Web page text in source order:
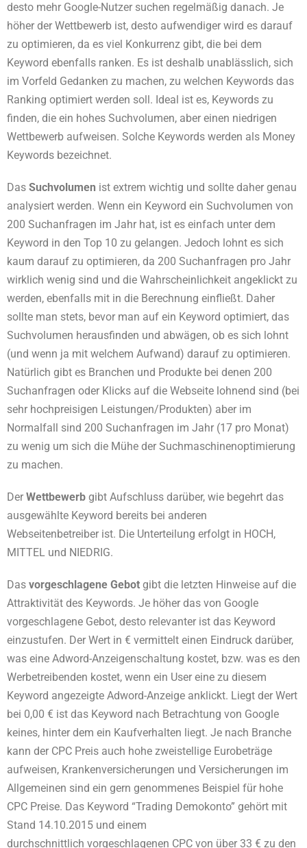
desto mehr Google-Nutzer suchen regelmäßig danach. Je
höher der Wettbewerb ist, desto aufwendiger wird es darauf
zu optimieren, da es viel Konkurrenz gibt, die bei dem
Keyword ebenfalls ranken. Es ist deshalb unablässlich, sich
im Vorfeld Gedanken zu machen, zu welchen Keywords das
Ranking optimiert werden soll. Ideal ist es, Keywords zu
finden, die ein hohes Suchvolumen, aber einen niedrigen
Wettbewerb aufweisen. Solche Keywords werden als Money
Keywords bezeichnet.
Das Suchvolumen ist extrem wichtig und sollte daher genau
analysiert werden. Wenn ein Keyword ein Suchvolumen von
200 Suchanfragen im Jahr hat, ist es einfach unter dem
Keyword in den Top 10 zu gelangen. Jedoch lohnt es sich
kaum darauf zu optimieren, da 200 Suchanfragen pro Jahr
wirklich wenig sind und die Wahrscheinlichkeit angeklickt zu
werden, ebenfalls mit in die Berechnung einfließt. Daher
sollte man stets, bevor man auf ein Keyword optimiert, das
Suchvolumen herausfinden und abwägen, ob es sich lohnt
(und wenn ja mit welchem Aufwand) darauf zu optimieren.
Natürlich gibt es Branchen und Produkte bei denen 200
Suchanfragen oder Klicks auf die Webseite lohnend sind (bei
sehr hochpreisigen Leistungen/Produkten) aber im
Normalfall sind 200 Suchanfragen im Jahr (17 pro Monat)
zu wenig um sich die Mühe der Suchmaschinenoptimierung
zu machen.
Der Wettbewerb gibt Aufschluss darüber, wie begehrt das
ausgewählte Keyword bereits bei anderen
Webseitenbetreiber ist. Die Unterteilung erfolgt in HOCH,
MITTEL und NIEDRIG.
Das vorgeschlagene Gebot gibt die letzten Hinweise auf die
Attraktivität des Keywords. Je höher das von Google
vorgeschlagene Gebot, desto relevanter ist das Keyword
einzustufen. Der Wert in € vermittelt einen Eindruck darüber,
was eine Adword-Anzeigenschaltung kostet, bzw. was es den
Werbetreibenden kostet, wenn ein User eine zu diesem
Keyword angezeigte Adword-Anzeige anklickt. Liegt der Wert
bei 0,00 € ist das Keyword nach Betrachtung von Google
keines, hinter dem ein Kaufverhalten liegt. Je nach Branche
kann der CPC Preis auch hohe zweistellige Eurobeträge
aufweisen, Krankenversicherungen und Versicherungen im
Allgemeinen sind ein gern genommenes Beispiel für hohe
CPC Preise. Das Keyword “Trading Demokonto” gehört mit
Stand 14.10.2015 und einem
durchschnittlich vorgeschlagenen CPC von über 33 € zu den